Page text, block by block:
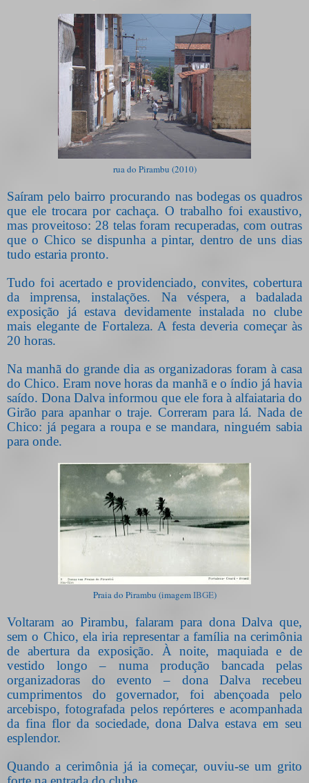
rua do Pirambu (2010)
Saíram pelo bairro procurando nas bodegas os quadros
que ele trocara por cachaça. O trabalho foi exaustivo,
mas proveitoso: 28 telas foram recuperadas, com outras
que o Chico se dispunha a pintar, dentro de uns dias
tudo estaria pronto.
Tudo foi acertado e providenciado, convites, cobertura
da imprensa, instalações. Na véspera, a badalada
exposição já estava devidamente instalada no clube
mais elegante de Fortaleza. A festa deveria começar às
20 horas.
Na manhã do grande dia as organizadoras foram à casa
do Chico. Eram nove horas da manhã e o índio já havia
saído. Dona Dalva informou que ele fora à alfaiataria do
Girão para apanhar o traje. Correram para lá. Nada de
Chico: já pegara a roupa e se mandara, ninguém sabia
para onde.
Praia do Pirambu (imagemIBGE)
Voltaram ao Pirambu, falaram para dona Dalva que,
sem o Chico, ela iria representar a família na cerimônia
de abertura da exposição. À noite, maquiada e de
vestido longo – numa produção bancada pelas
organizadoras do evento – dona Dalva recebeu
cumprimentos do governador, foi abençoada pelo
arcebispo, fotografada pelos repórteres e acompanhada
da fina flor da sociedade, dona Dalva estava em seu
esplendor.
Quando a cerimônia já ia começar, ouviu-se um grito